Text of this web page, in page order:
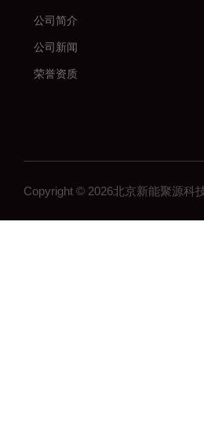
公司简介
公司新闻
荣誉资质
Copyright © 2026北京新能聚源